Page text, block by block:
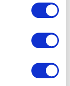
nutzen.